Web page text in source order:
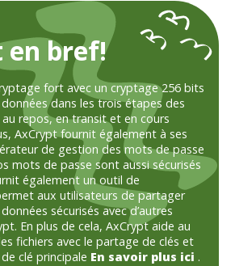
en bref!
fort avec un cryptage 256 bits
dans les trois étapes des
repos, en transit et en cours
AxCrypt fournit également à ses
de gestion des mots de passe
mots de passe sont aussi sécurisés
également un outil de
aux utilisateurs de partager
sécurisés avec d’autres
En plus de cela, AxCrypt aide au
fichiers avec le partage de clés et
clé principale En savoir plus ici .